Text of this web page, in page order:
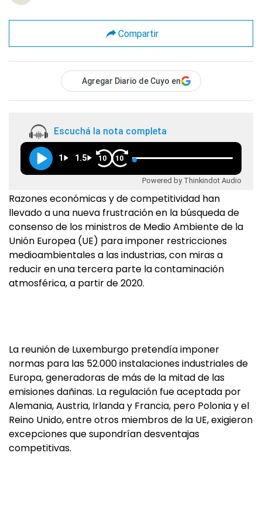
Compartir
Agregar Diario de Cuyo en
Escuchá la nota completa
1 1.5 10 10
Powered by Thinkindot Audio
Razones económicas y de competitividad han
llevado a una nueva frustración en la búsqueda de
consenso de los ministros de Medio Ambiente de la
Unión Europea (UE) para imponer restricciones
medioambientales a las industrias, con miras a
reducir en una tercera parte la contaminación
atmosférica, a partir de 2020.
La reunión de Luxemburgo pretendía imponer
normas para las 52.000 instalaciones industriales de
Europa, generadoras de más de la mitad de las
emisiones dañinas. La regulación fue aceptada por
Alemania, Austria, Irlanda y Francia, pero Polonia y el
Reino Unido, entre otros miembros de la UE, exigieron
excepciones que supondrían desventajas
competitivas.